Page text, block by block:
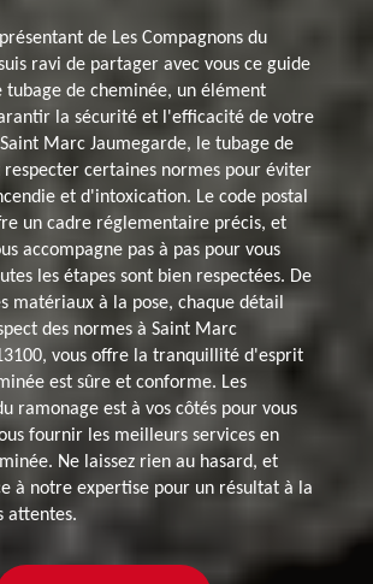
de Les Compagnons du
ravi de partager avec vous ce guide
tubage de cheminée, un élément
la sécurité et l'efficacité de votre
Marc Jaumegarde, le tubage de
certaines normes pour éviter
et d'intoxication. Le code postal
un cadre réglementaire précis, et
accompagne pas à pas pour vous
les étapes sont bien respectées. De
matériaux à la pose, chaque détail
des normes à Saint Marc
vous offre la tranquillité d'esprit
est sûre et conforme. Les
ramonage est à vos côtés pour vous
fournir les meilleurs services en
Ne laissez rien au hasard, et
à notre expertise pour un résultat à la
attentes.